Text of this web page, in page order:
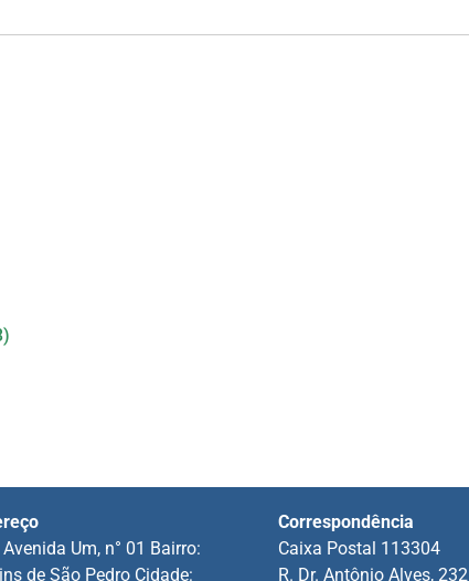
Avenida Um, n° 01 Bairro:
de São Pedro Cidade:
Correspondência
Caixa Postal 113304
R. Dr. Antônio Alves, 232